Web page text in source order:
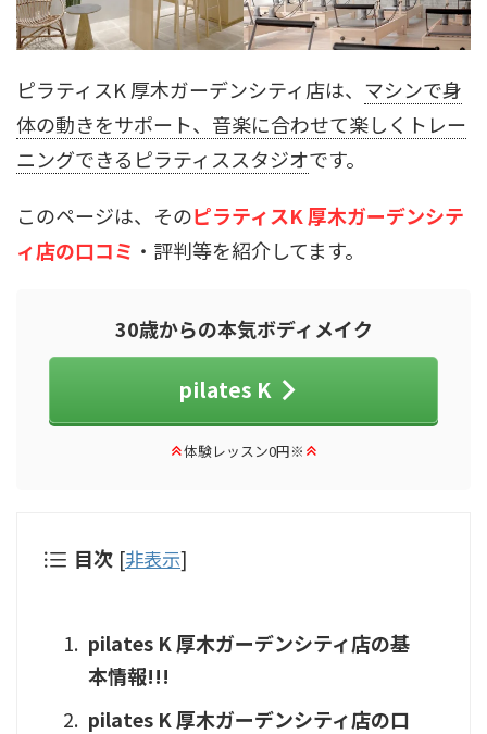
ピラティスK 厚木ガーデンシティ店は、 マシンで身
体の動きをサポート、音楽に合わせて楽しくトレー
ニングできるピラティススタジオです。
このページは、そのピラティスK 厚木ガーデンシテ
ィ店の口コミ ・評判等を紹介してます。
30歳からの本気ボディメイク
pilates K
体験レッスン0円※
目次 [非表示]
pilates K 厚木ガーデンシティ店の基
本情報!!!
pilates K 厚木ガーデンシティ店の口